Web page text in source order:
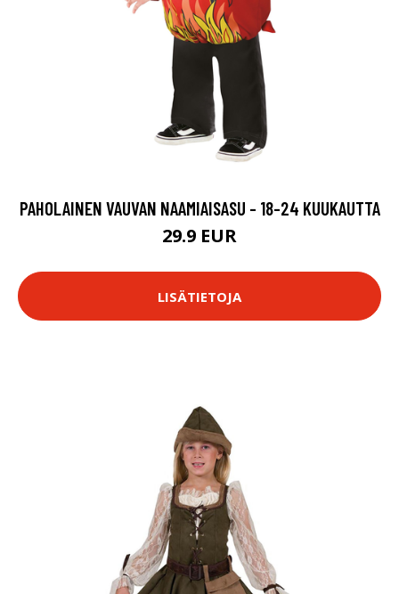
PAHOLAINEN VAUVAN NAAMIAISASU - 18-24 KUUKAUTTA
29.9 EUR
LISÄTIETOJA